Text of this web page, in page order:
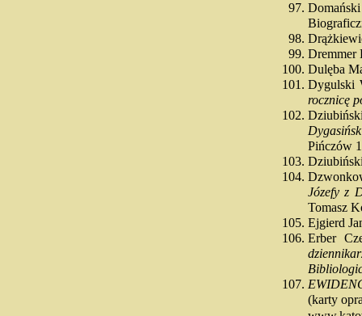
Dulęba
Dygulski
rocznicę
Pińczów
Józefy z
Tomasz
Ejgierd
Erber
(karty